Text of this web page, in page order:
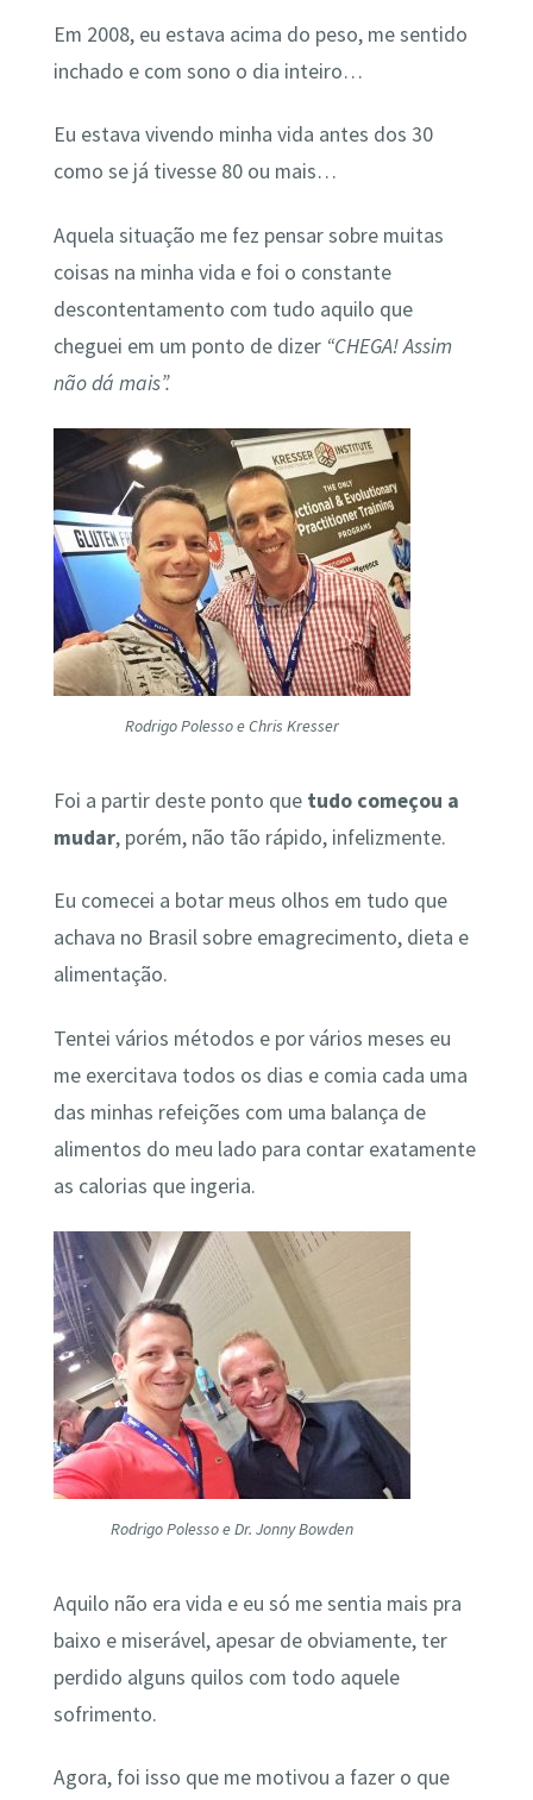
Em 2008, eu estava acima do peso, me sentido
inchado e com sono o dia inteiro…
Eu estava vivendo minha vida antes dos 30
como se já tivesse 80 ou mais…
Aquela situação me fez pensar sobre muitas
coisas na minha vida e foi o constante
descontentamento com tudo aquilo que
cheguei em um ponto de dizer“CHEGA! Assim
não dá mais”.
Rodrigo Polesso e Chris Kresser
Foi a partir deste ponto que tudo começou a
mudar, porém, não tão rápido, infelizmente.
Eu comecei a botar meus olhos em tudo que
achava no Brasil sobre emagrecimento, dieta e
alimentação.
Tentei vários métodos e por vários meses eu
me exercitava todos os dias e comia cada uma
das minhas refeições com uma balança de
alimentos do meu lado para contar exatamente
as calorias que ingeria.
Rodrigo Polesso e Dr. Jonny Bowden
Aquilo não era vida e eu só me sentia mais pra
baixo e miserável, apesar de obviamente, ter
perdido alguns quilos com todo aquele
sofrimento.
Agora, foi isso que me motivou a fazer o que